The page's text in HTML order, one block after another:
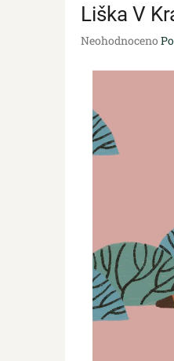
Liška V
Průměrné
produktu
hvězdiček.
Neohodnoceno